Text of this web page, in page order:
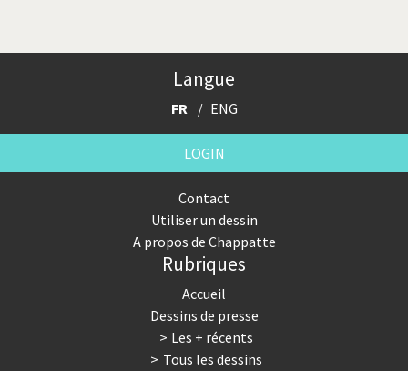
Langue
FR ENG
LOGIN
Contact
Utiliser un dessin
A propos de Chappatte
Rubriques
Accueil
Dessins de presse
Les + récents
Tous les dessins